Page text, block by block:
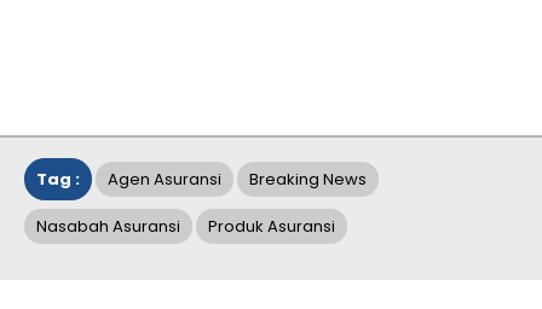
Tag : Agen Asuransi Breaking News
Nasabah Asuransi Produk Asuransi